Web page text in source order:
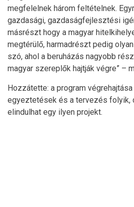
megfelelnek három feltételnek.
gazdasági, gazdaságfejlesztési
másrészt hogy a magyar
megtérülő, harmadrészt pedig
szó, ahol a beruházás nagyobb
magyar szereplők hajtják végre” –
Hozzátette: a program
egyeztetések és a tervezés folyik,
elindulhat egy ilyen projekt.